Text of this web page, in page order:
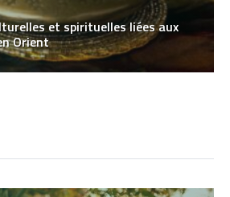
et spirituelles liées aux
Orient